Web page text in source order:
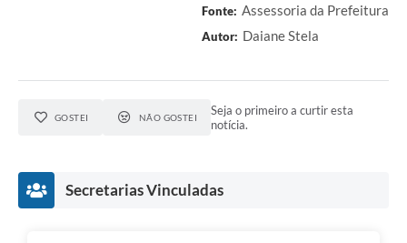
Fonte: Assessoria da Prefeitura
Autor: Daiane Stela
GOSTEI NÃO GOSTEI
Seja o primeiro a curtir esta
notícia.
Secretarias Vinculadas